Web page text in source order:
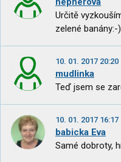
Určitě
zelené banány:-)
10. 01. 2017 20:20
mudlinka
Teď jsem se
10. 01. 2017 16:17
babicka Eva
Samé dobroty,